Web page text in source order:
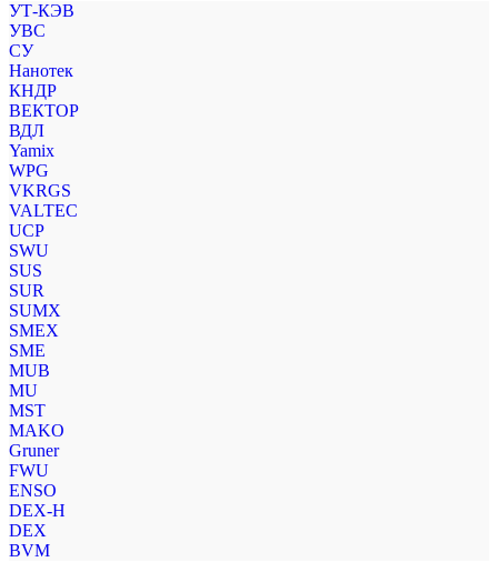
УТ-КЭВ
УВС
СУ
Нанотек
КНДР
ВЕКТОР
ВДЛ
Yamix
WPG
VKRGS
VALTEC
UCP
SWU
SUS
SUR
SUMX
SMEX
SME
MUB
MU
MST
MAKO
Gruner
FWU
ENSO
DEX-H
DEX
BVM